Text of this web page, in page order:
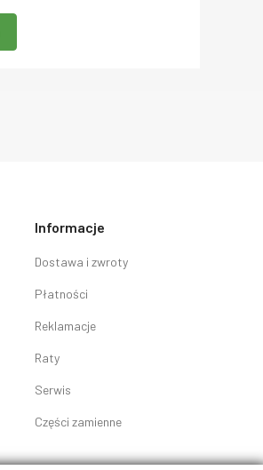
Informacje
Dostawa i zwroty
Płatności
Reklamacje
Raty
Serwis
Części zamienne